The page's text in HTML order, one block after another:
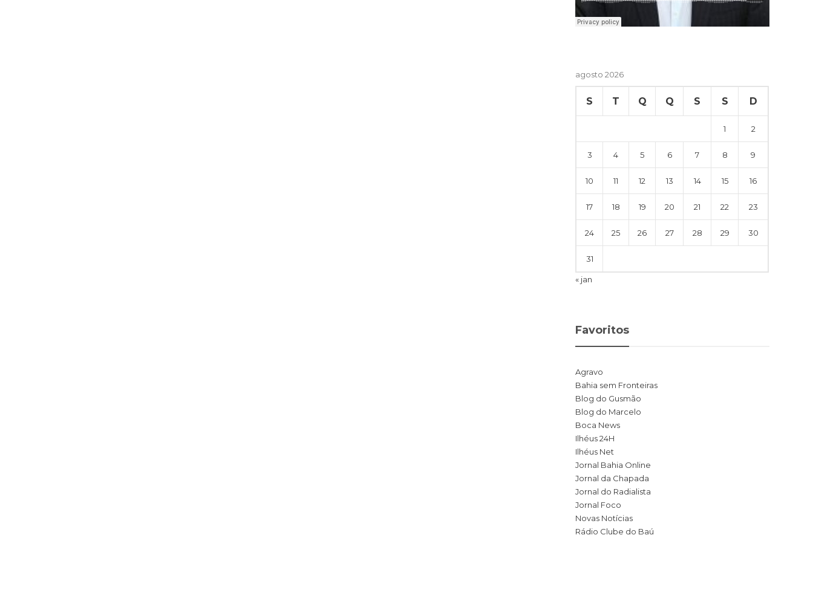
agosto 2026
S T Q Q S S D
1 2
3 4 5 6 7 8 9
10 11 12 13 14 15 16
17 18 19 20 21 22 23
24 25 26 27 28 29 30
31
« jan
Favoritos
Agravo
Bahia sem Fronteiras
Blog do Gusmão
Blog do Marcelo
Boca News
Ilhéus 24H
Ilhéus Net
Jornal Bahia Online
Jornal da Chapada
Jornal do Radialista
Jornal Foco
Novas Notícias
Rádio Clube do Baú